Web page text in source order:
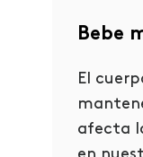
Bebe
El
afecta